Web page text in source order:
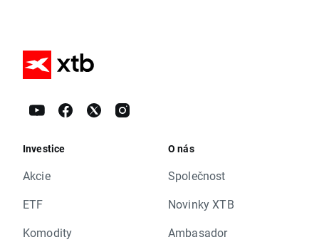
Investice
Akcie
ETF
Komodity
O nás
Společnost
Novinky XTB
Ambasador